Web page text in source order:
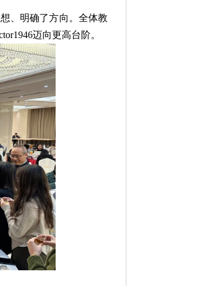
、明确了方向。全体教
迈向更高台阶。